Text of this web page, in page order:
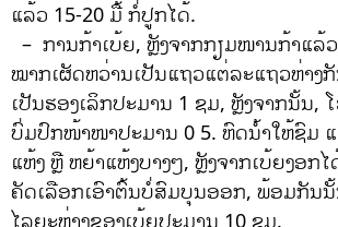
ແລ້ວ 15-20 ມື້ ກໍ່ປູກໄດ້.
– ການກ້າເບ້ຍ, ຫຼັງຈາກກຽມໜານກ້າແລ້
ໝາກເຜັດຫວ່ານເປັນແຖວແຕ່ລະແຖວຫ່າງກັ
ເປັນຮອງເລິກປະມານ 1 ຊມ, ຫຼັງຈາກນັ້ນ,
ບົ່ມປົກໜ້າໜາປະມານ 0 5. ຫົດນໍ້າໃຫ້ຊົມ
ແຫ້ງ ຫຼື ຫຍ້າແຫ້ງບາງໆ, ຫຼັງຈາກເບ້ຍງອກ
ຄັດເລືອກເອົາຕົ້ນບໍ່ສົມບຸນອອກ, ພ້ອມກັນ
ໄລຍະຫ່າງຂອງເບ້ຍປະມານ 10 ຊຸມ.